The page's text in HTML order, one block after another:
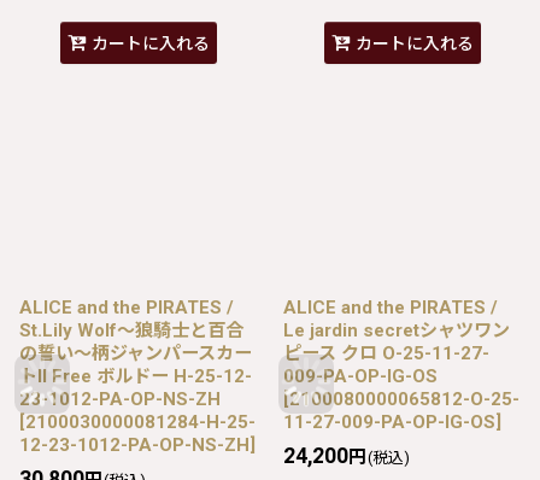
カートに入れる カートに入れる
ALICE and the PIRATES /
St.Lily Wolf〜狼騎士と百合
の誓い〜柄ジャンパースカー
トII Free ボルドー H-25-12-
23-1012-PA-OP-NS-ZH
[2100030000081284-H-25-
12-23-1012-PA-OP-NS-ZH]
ALICE and the PIRATES /
Le jardin secretシャツワン
ピース クロ O-25-11-27-
009-PA-OP-IG-OS
[2100080000065812-O-25-
11-27-009-PA-OP-IG-OS]
24,200円 (税込)